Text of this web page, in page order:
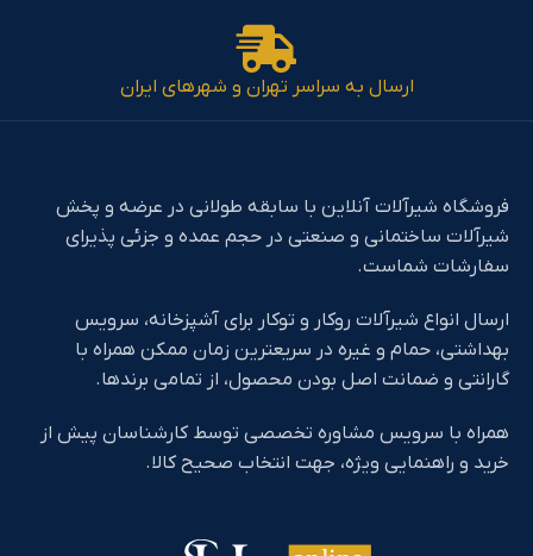
ارسال به سراسر تهران و شهرهای ایران
فروشگاه شیرآلات آنلاین با سابقه طولانی در عرضه و پخش
شیرآلات ساختمانی و صنعتی در حجم عمده و جزئی پذیرای
سفارشات شماست.
ارسال انواع شیرآلات روکار و توکار برای آشپزخانه، سرویس
بهداشتی، حمام و غیره در سریعترین زمان ممکن همراه با
گارانتی و ضمانت اصل بودن محصول، از تمامی برندها.
همراه با سرویس مشاوره تخصصی توسط کارشناسان پیش از
خرید و راهنمایی ویژه، جهت انتخاب صحیح کالا.